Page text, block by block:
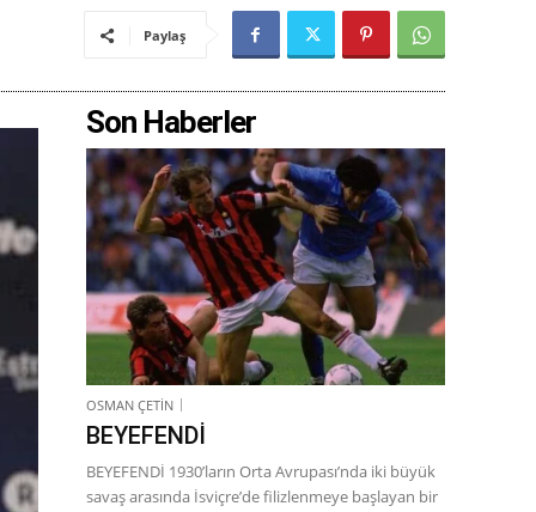
Paylaş
Son Haberler
OSMAN ÇETİN
BEYEFENDİ
BEYEFENDİ 1930’ların Orta Avrupası’nda iki büyük
savaş arasında İsviçre’de filizlenmeye başlayan bir